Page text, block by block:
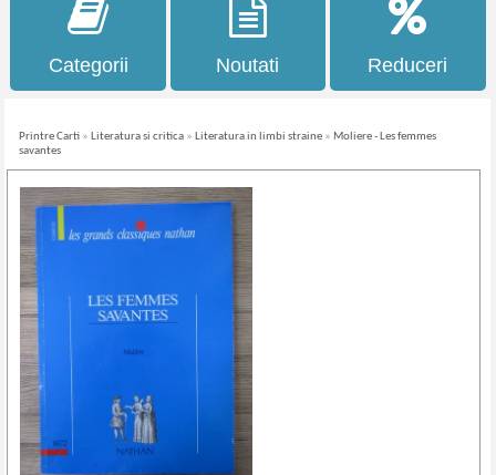
Categorii Noutati Reduceri
Printre Carti » Literatura si critica » Literatura in limbi straine » Moliere - Les femmes
savantes